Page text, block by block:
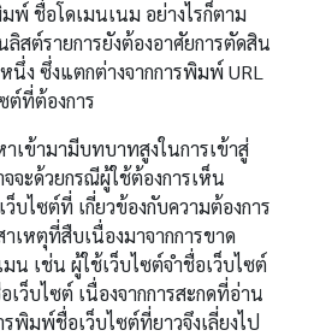
พ์ ชื่อโดเมนเนม อย่างไรก็ตาม
สต์รายการยังต้องอาศัยการตัดสิน
นึ่ง ซึ่งแตกต่างจากการพิมพ์ URL
ต์ที่ต้องการ
เข้ามามีบทบาทสูงในการเข้าสู่
จะด้วยกรณีผู้ใช้ต้องการเห็น
ว็บไซต์ที่ เกี่ยวข้องกับความต้องการ
เหตุที่สืบเนื่องมาจากการขาด
น เช่น ผู้ใช้เว็บไซต์จำชื่อเว็บไซต์
ว็บไซต์ เนื่องจากการสะกดที่อ่าน
พิมพ์ชื่อเว็บไซต์ที่ยาวจึงเลี่ยงไป